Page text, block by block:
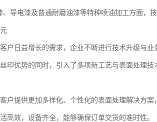
导电漆及普通耐磨油漆等特种喷油加工方面，
户日益增长的需求，企业不断进行技术升级与业
印优势的同时，引入了多项新工艺与表面处理
户提供更加多样化、个性化的表面处理解决方案
高效，设备齐全，能够确保订单交货的准时性。